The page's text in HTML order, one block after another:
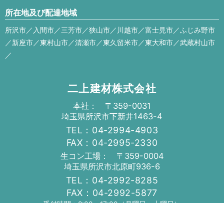
所在地及び配達地域
所沢市／入間市／三芳市／狭山市／川越市／富士見市／ふじみ野市
／新座市／東村山市／清瀬市／東久留米市／東大和市／武蔵村山市
／
二上建材株式会社
本社： 〒359-0031
埼玉県所沢市下新井1463-4
TEL：04-2994-4903
FAX：04-2995-2330
生コン工場： 〒359-0004
埼玉県所沢市北原町936-6
TEL：04-2992-8285
FAX：04-2992-5877